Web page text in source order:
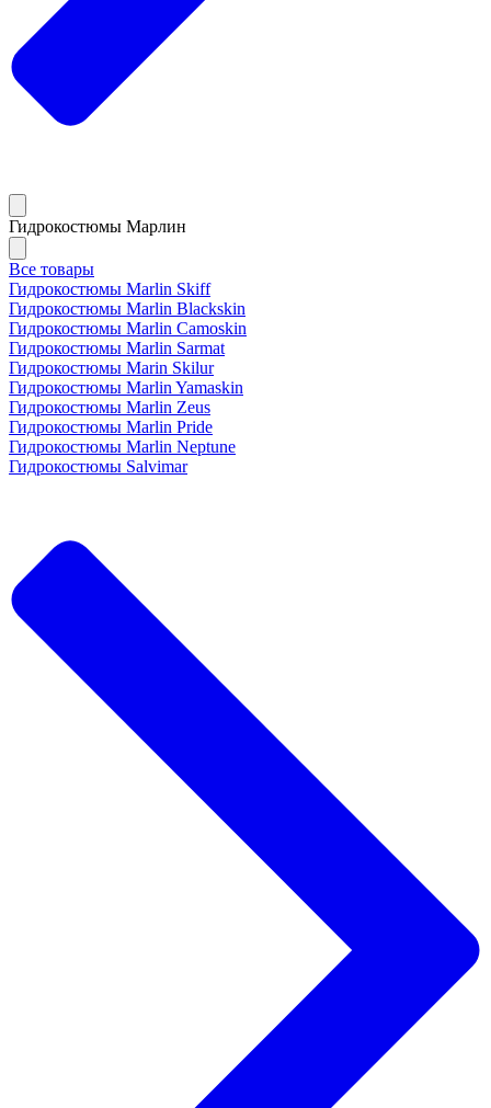
Гидрокостюмы Марлин
Все товары
Гидрокостюмы Marlin Skiff
Гидрокостюмы Marlin Blackskin
Гидрокостюмы Marlin Camoskin
Гидрокостюмы Marlin Sarmat
Гидрокостюмы Marin Skilur
Гидрокостюмы Marlin Yamaskin
Гидрокостюмы Marlin Zeus
Гидрокостюмы Marlin Pride
Гидрокостюмы Marlin Neptune
Гидрокостюмы Salvimar